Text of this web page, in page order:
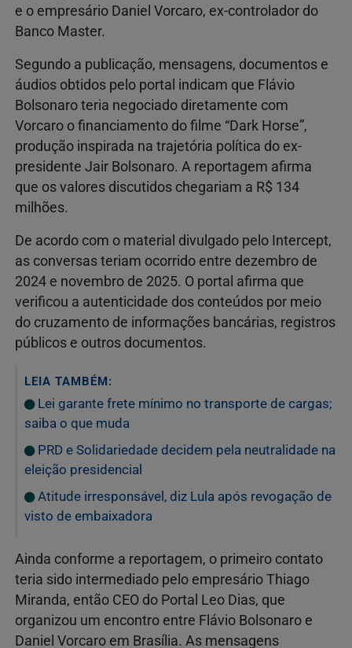
e o empresário Daniel Vorcaro, ex-controlador do
Banco Master.
Segundo a publicação, mensagens, documentos e
áudios obtidos pelo portal indicam que Flávio
Bolsonaro teria negociado diretamente com
Vorcaro o financiamento do filme “Dark Horse”,
produção inspirada na trajetória política do ex-
presidente Jair Bolsonaro. A reportagem afirma
que os valores discutidos chegariam a R$ 134
milhões.
De acordo com o material divulgado pelo Intercept,
as conversas teriam ocorrido entre dezembro de
2024 e novembro de 2025. O portal afirma que
verificou a autenticidade dos conteúdos por meio
do cruzamento de informações bancárias, registros
públicos e outros documentos.
LEIA TAMBÉM:
Lei garante frete mínimo no transporte de cargas;
saiba o que muda
PRD e Solidariedade decidem pela neutralidade na
eleição presidencial
Atitude irresponsável, diz Lula após revogação de
visto de embaixadora
Ainda conforme a reportagem, o primeiro contato
teria sido intermediado pelo empresário Thiago
Miranda, então CEO do Portal Leo Dias, que
organizou um encontro entre Flávio Bolsonaro e
Daniel Vorcaro em Brasília. As mensagens